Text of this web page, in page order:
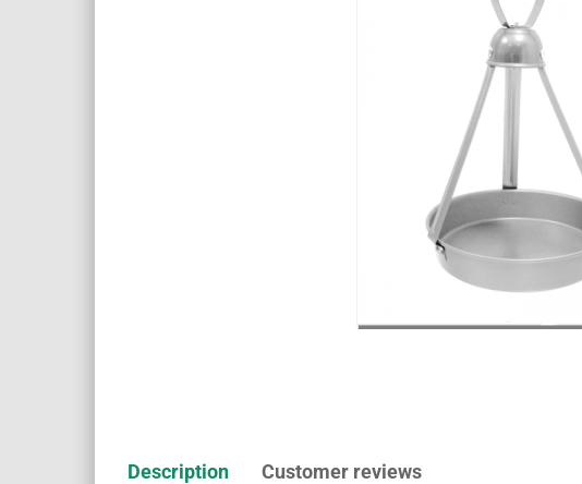
Description Customer reviews